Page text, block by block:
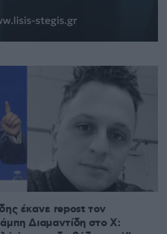
έκανε repost τον
Διαμαντίδη στο X: